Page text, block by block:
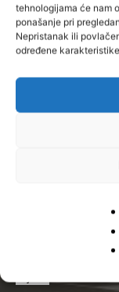
tehnologijama će nam
ponašanje pri
Nepristanak ili
određene
Vijesti
Hrvatsku?
13.260 eura